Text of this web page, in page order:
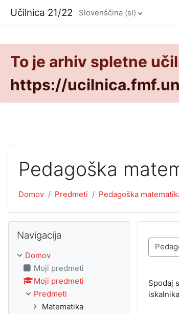
To je arhiv spletne
https://
Učilnica 21/22 Slovenščina ‎(sl)‎
Pedagoška
Domov Predmeti Pedagoška
Kategorije
Spodaj
Navigacija
Domov
Moji predmeti
Moji predmeti
Predmeti
Matematika